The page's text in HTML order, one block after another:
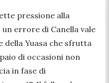
pressione alla
errore di Canella vale
della Yuasa che sfrutta
di occasioni non
in fase di